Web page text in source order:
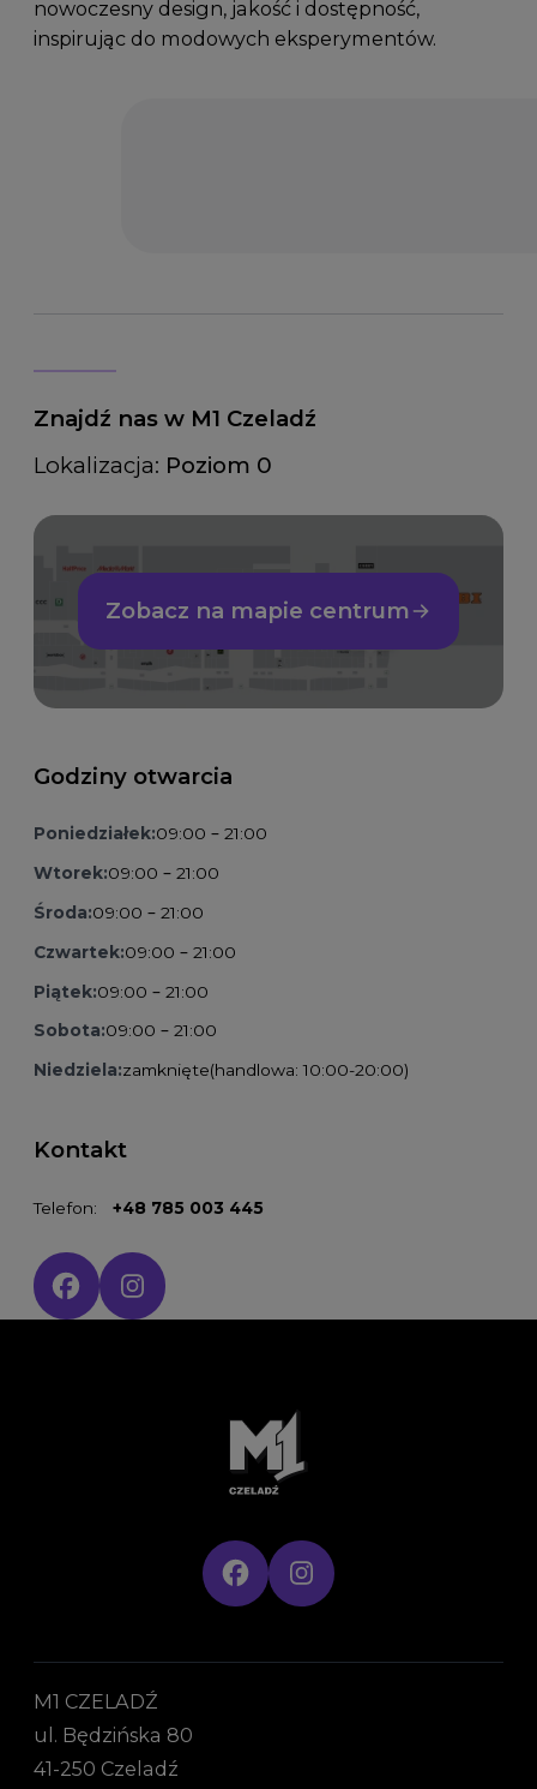
nowoczesny design, jakość i dostępność,
inspirując do modowych eksperymentów.
Znajdź nas w M1 Czeladź
Lokalizacja: Poziom 0
Zobacz na mapie centrum
Godziny otwarcia
Poniedziałek:09:00 – 21:00
Wtorek:09:00 – 21:00
Środa:09:00 – 21:00
Czwartek:09:00 – 21:00
Piątek:09:00 – 21:00
Sobota:09:00 – 21:00
Niedziela:zamknięte(handlowa: 10:00-20:00)
Kontakt
Telefon: +48 785 003 445
Social media:
M1 CZELADŹ
ul. Będzińska 80
41-250 Czeladź